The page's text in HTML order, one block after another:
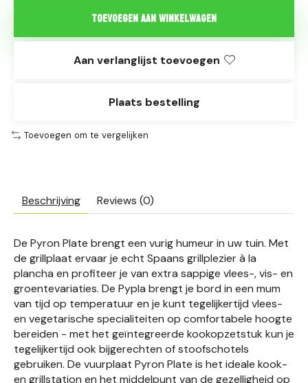
Toevoegen aan winkelwagen
Aan verlanglijst toevoegen
Plaats bestelling
Toevoegen om te vergelijken
Beschrijving Reviews (0)
De Pyron Plate brengt een vurig humeur in uw tuin. Met
de grillplaat ervaar je echt Spaans grillplezier à la
plancha en profiteer je van extra sappige vlees-, vis- en
groentevariaties. De Pypla brengt je bord in een mum
van tijd op temperatuur en je kunt tegelijkertijd vlees-
en vegetarische specialiteiten op comfortabele hoogte
bereiden - met het geïntegreerde kookopzetstuk kun je
tegelijkertijd ook bijgerechten of stoofschotels
gebruiken. De vuurplaat Pyron Plate is het ideale kook-
en grillstation en het middelpunt van de gezelligheid op